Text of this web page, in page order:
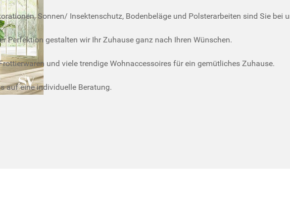
Sonnen/ Insektenschutz, Bodenbeläge und Polsterarbeiten sind Sie bei
Perfektion gestalten wir Ihr Zuhause ganz nach Ihren Wünschen.
und viele trendige Wohnaccessoires für ein gemütliches Zuhause.
auf eine individuelle Beratung.